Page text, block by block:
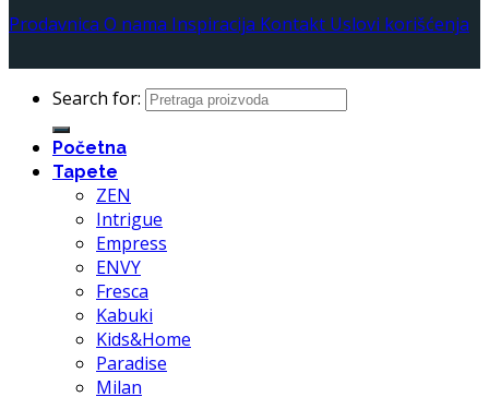
Prodavnica O nama Inspiracija Kontakt Uslovi korišćenja
Search for:
Početna
Tapete
ZEN
Intrigue
Empress
ENVY
Fresca
Kabuki
Kids&Home
Paradise
Milan